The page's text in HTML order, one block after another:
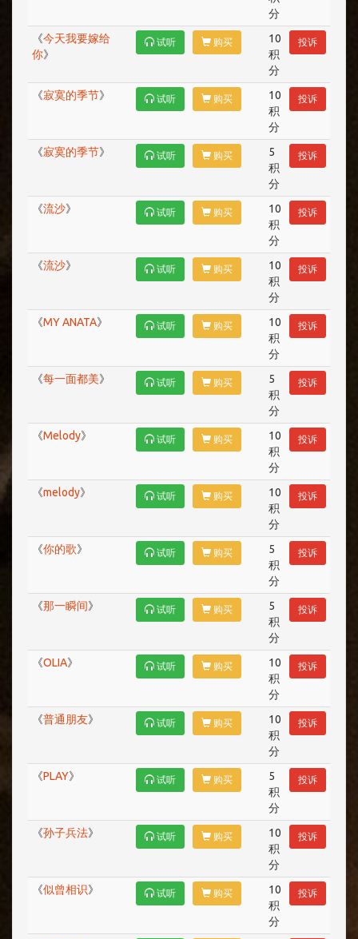
分
《今天我要嫁给
你》
试听 购买
10
积
分
投诉
《寂寞的季节》 试听 购买
10
积
分
投诉
《寂寞的季节》 试听 购买
5
积
分
投诉
《流沙》 试听 购买
10
积
分
投诉
《流沙》 试听 购买
10
积
分
投诉
《MY ANATA》 试听 购买
10
积
分
投诉
《每一面都美》 试听 购买
5
积
分
投诉
《Melody》 试听 购买
10
积
分
投诉
《melody》 试听 购买
10
积
分
投诉
《你的歌》 试听 购买
5
积
分
投诉
《那一瞬间》 试听 购买
5
积
分
投诉
《OLIA》 试听 购买
10
积
分
投诉
《普通朋友》 试听 购买
10
积
分
投诉
《PLAY》 试听 购买
5
积
分
投诉
《孙子兵法》 试听 购买
10
积
分
投诉
《似曾相识》 试听 购买
10
积
分
投诉